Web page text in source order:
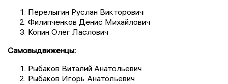
Перелыгин Руслан Викторович
Филипченков Денис Михайлович
Копин Олег Ласлович
Самовыдвиженцы:
Рыбаков Виталий Анатольевич
Рыбаков Игорь Анатольевич